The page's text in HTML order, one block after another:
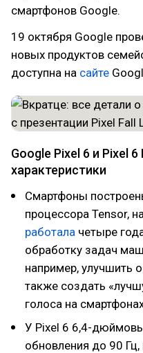
смартфонов Google.
19 октября Google
новых продуктов
доступна на сайте
Google Pixel 6 и Pixel
характеристики
Смартфоны
процессора Tensor,
работала четыре
обработку задач
например, улучшить
также создать
голоса на
У Pixel 6 6,4-
обновления до 90